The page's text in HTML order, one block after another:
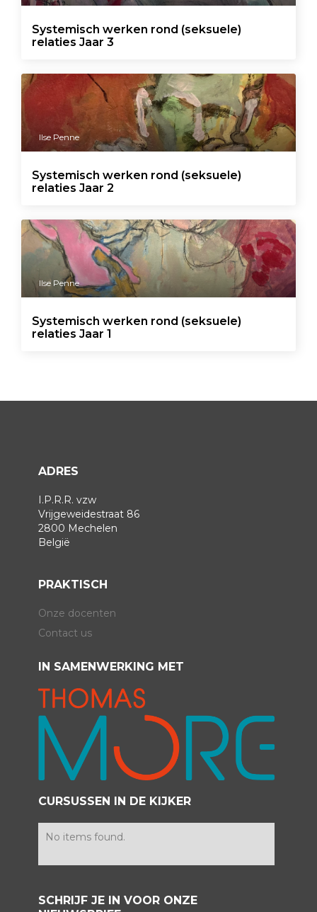
Systemisch werken rond (seksuele)
relaties Jaar 3
Ilse Penne
Systemisch werken rond (seksuele)
relaties Jaar 2
Ilse Penne
Systemisch werken rond (seksuele)
relaties Jaar 1
ADRES
I.P.R.R. vzw
Vrijgeweidestraat 86
2800 Mechelen
België
PRAKTISCH
Onze docenten
Contact us
IN SAMENWERKING MET
CURSUSSEN IN DE KIJKER
No items found.
SCHRIJF JE IN VOOR ONZE